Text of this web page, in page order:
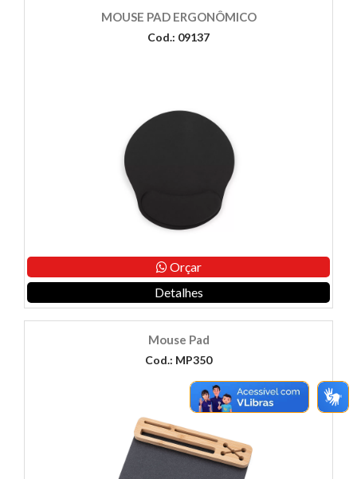
MOUSE PAD ERGONÔMICO
Cod.: 09137
Orçar
Detalhes
Mouse Pad
Cod.: MP350